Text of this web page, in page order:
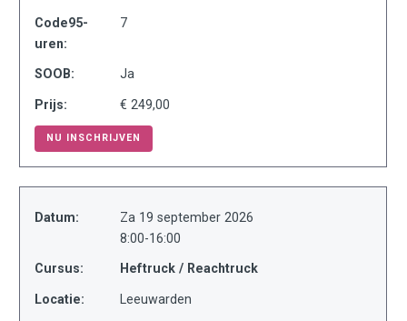
Code95-
uren:
7
SOOB: Ja
Prijs: € 249,00
NU INSCHRIJVEN
Datum:
Za 19 september 2026
8:00-16:00
Cursus: Heftruck / Reachtruck
Locatie: Leeuwarden